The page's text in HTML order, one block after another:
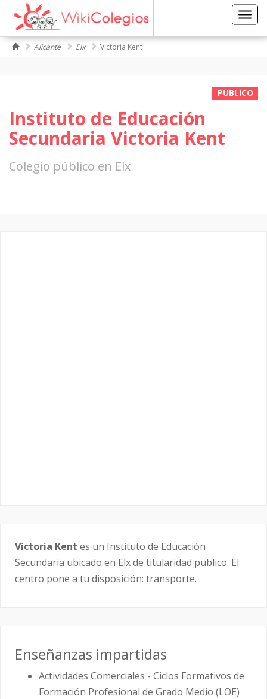
Alicante Elx Victoria Kent
PUBLICO
Instituto de Educación
Secundaria Victoria Kent
Colegio público en Elx
Victoria Kent es un Instituto de Educación
Secundaria ubicado en Elx de titularidad publico. El
centro pone a tu disposición: transporte.
Enseñanzas impartidas
Actividades Comerciales - Ciclos Formativos de
Formación Profesional de Grado Medio (LOE)